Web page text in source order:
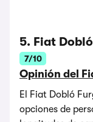
5. Fiat
7/10
Opinión del
El Fiat Dobló
opciones de